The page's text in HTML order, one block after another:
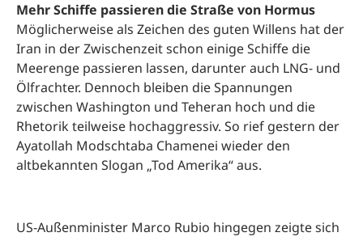
Mehr Schiffe passieren die Straße von Hormus
Möglicherweise als Zeichen des guten Willens hat der
Iran in der Zwischenzeit schon einige Schiffe die
Meerenge passieren lassen, darunter auch LNG- und
Ölfrachter. Dennoch bleiben die Spannungen
zwischen Washington und Teheran hoch und die
Rhetorik teilweise hochaggressiv. So rief gestern der
Ayatollah Modschtaba Chamenei wieder den
altbekannten Slogan „Tod Amerika“ aus.
US-Außenminister Marco Rubio hingegen zeigte sich